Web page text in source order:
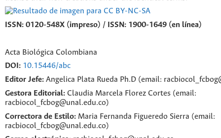
ISSN: 0120-548X (impreso) / ISSN: 1900-1649 (en línea)
Acta Biológica Colombiana
DOI: 10.15446/abc
Editor Jefe: Angelica Plata Rueda Ph.D (email:
Gestora Editorial: Claudia Marcela Florez Cortes (email:
racbiocol_fcbog@unal.edu.co)
Correctora de Estilo: Maria Fernanda Figueredo Sierra (email:
racbiocol_fcbog@unal.edu.co)